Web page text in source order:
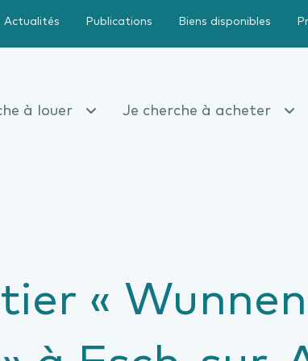
à louer Je cherche à acheter
Actualités Publications Biens disponibles
«